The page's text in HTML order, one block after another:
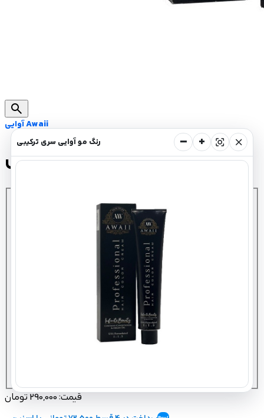
search
رنگ مو آوایی سری ترکیبی − + center_focus_strong close
آوایی Awaii
رنگ مو آوایی سری ترکیبی
5.110 ذغال سنگ 9.113 بلوند شنی
صحرایی
7.1080 کالباسی 8.065 آفوگاتو
قیمت:290,000 تومان